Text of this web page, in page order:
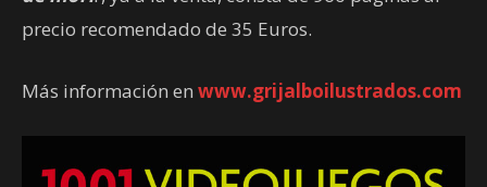
precio recomendado de 35 Euros.
Más información en www.grijalboilustrados.com